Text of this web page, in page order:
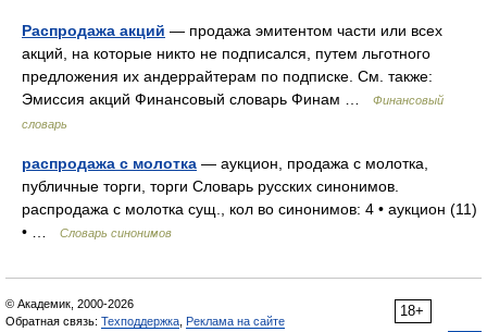
Распродажа акций — продажа эмитентом части или всех
акций, на которые никто не подписался, путем льготного
предложения их андеррайтерам по подписке. См. также:
Эмиссия акций Финансовый словарь Финам …
Финансовый
словарь
распродажа с молотка — аукцион, продажа с молотка,
публичные торги, торги Словарь русских синонимов.
распродажа с молотка сущ., кол во синонимов: 4 • аукцион (11)
• …
Словарь синонимов
18+
© Академик, 2000-2026
Обратная связь: Техподдержка Реклама на сайте